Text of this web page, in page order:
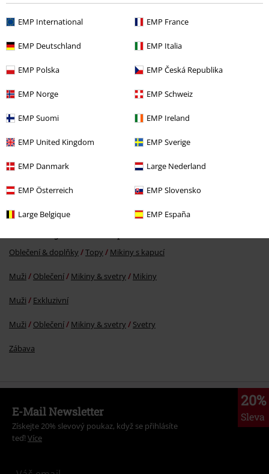
EMP International EMP France
EMP Deutschland EMP Italia
EMP Polska EMP Česká Republika
EMP Norge EMP Schweiz
EMP Suomi EMP Ireland
EMP United Kingdom EMP Sverige
EMP Danmark Large Nederland
EMP Österreich EMP Slovensko
Large Belgique EMP España
Naposledy navštívené
Kč 1.089,00
Oblečení & doplňky Topy Mikiny s kapucí
Muži Oblečení Mikiny & svetry Mikiny
Muži Exkluzivní
Muži Oblečení Mikiny & svetry Svetry
Zábava
20%
Sleva
E-Mail Newsletter
Získejte 20% slevový poukaz, když se přihlásíte
teď! Více